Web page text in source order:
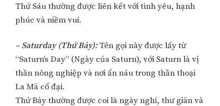
Thứ Sáu thường được liên kết với tình yêu, hạnh
phúc và niềm vui.
– Saturday (Thứ Bảy):Tên gọi này được lấy từ
“Saturn’s Day” (Ngày của Saturn), với Saturn là vị
thần nông nghiệp và nơi ẩn náu trong thần thoại
La Mã cổ đại.
Thứ Bảy thường được coi là ngày nghỉ, thư giãn và